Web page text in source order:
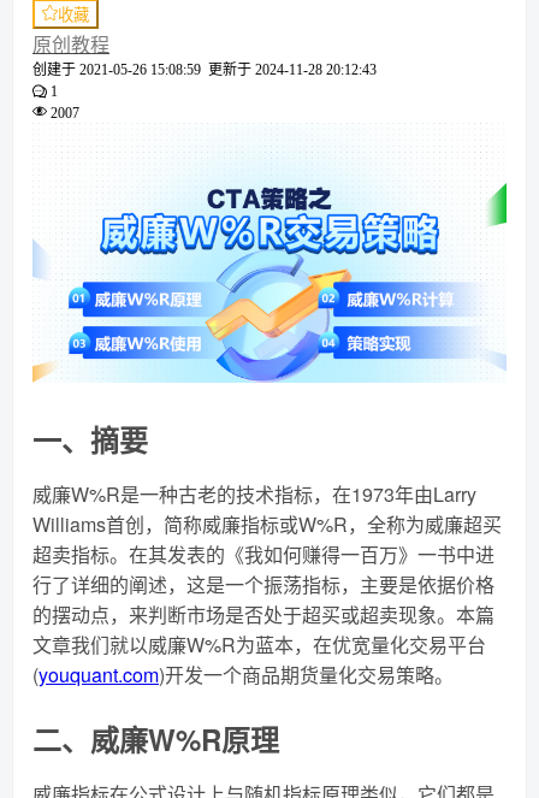
收藏
原创教程
创建于 2021-05-26 15:08:59 更新于 2024-11-28 20:12:43
1
2007
一、摘要
威廉W%R是一种古老的技术指标，在1973年由Larry
Williams首创，简称威廉指标或W%R，全称为威廉超买
超卖指标。在其发表的《我如何赚得一百万》一书中进
行了详细的阐述，这是一个振荡指标，主要是依据价格
的摆动点，来判断市场是否处于超买或超卖现象。本篇
文章我们就以威廉W%R为蓝本，在优宽量化交易平台
(youquant.com)开发一个商品期货量化交易策略。
二、威廉W%R原理